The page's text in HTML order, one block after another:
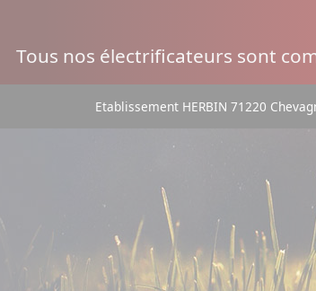
Tous nos électrificateurs sont
Etablissement HERBIN 71220